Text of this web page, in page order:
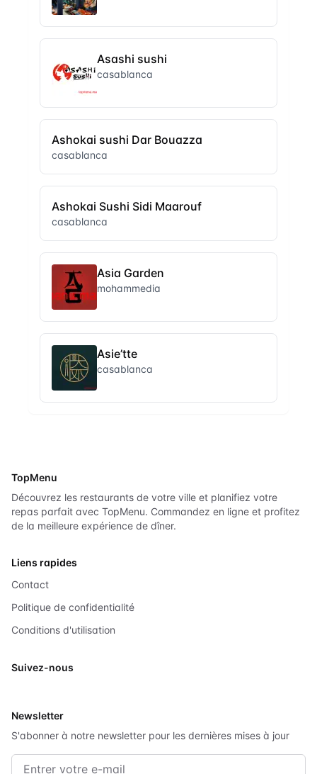
Asashi sushi
casablanca
Ashokai sushi Dar Bouazza
casablanca
Ashokai Sushi Sidi Maarouf
casablanca
Asia Garden
mohammedia
Asie’tte
casablanca
TopMenu
Découvrez les restaurants de votre ville et planifiez votre
repas parfait avec TopMenu. Commandez en ligne et profitez
de la meilleure expérience de dîner.
Liens rapides
Contact
Politique de confidentialité
Conditions d'utilisation
Suivez-nous
Newsletter
S'abonner à notre newsletter pour les dernières mises à jour
Adresse e-mail